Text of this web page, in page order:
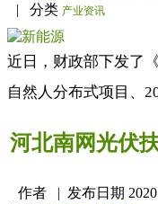
| 分类 产业资讯
近日，财政部下发了
自然人分布式项目、
河北南网光伏
作者 | 发布日期